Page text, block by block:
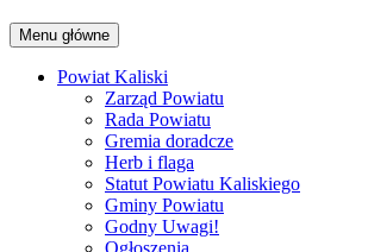
Menu główne
Powiat Kaliski
Zarząd Powiatu
Rada Powiatu
Gremia doradcze
Herb i flaga
Statut Powiatu Kaliskiego
Gminy Powiatu
Godny Uwagi!
Ogłoszenia